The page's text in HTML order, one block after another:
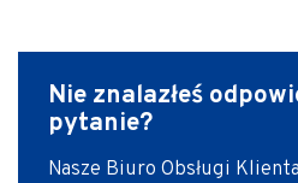
Nie znalazłeś
pytanie?
Nasze Biuro Obsługi